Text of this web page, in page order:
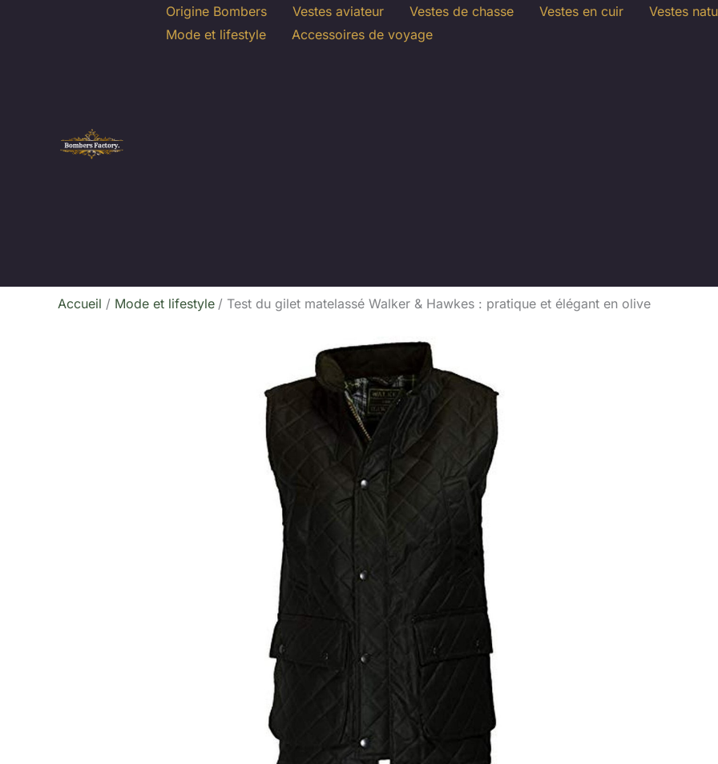
Origine Bombers Vestes aviateur Vestes de chasse Vestes en cuir
Vestes
Mode et lifestyle
Accessoires de voyage
Accueil Mode et lifestyle Test du gilet matelassé Walker & Hawkes : pratique et élégant en olive